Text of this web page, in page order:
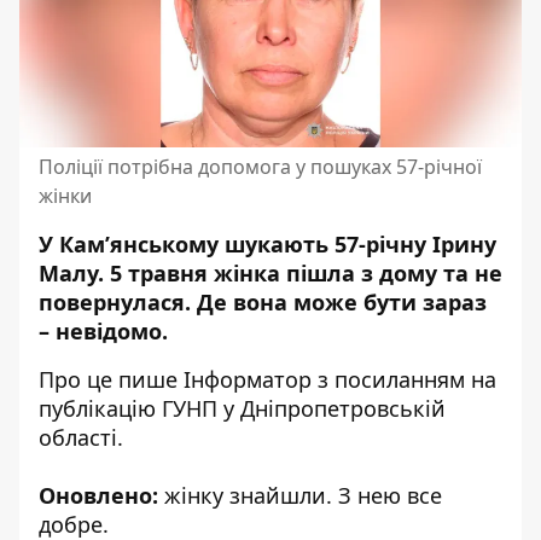
Поліції потрібна допомога у пошуках 57-річної
жінки
У Кам’янському шукають 57-річну Ірину
Малу. 5 травня жінка пішла з дому та не
повернулася. Де вона може бути зараз
– невідомо.
Про це пише Інформатор з посиланням на
публікацію ГУНП у Дніпропетровській
області.
Оновлено: жінку знайшли. З нею все
добре.